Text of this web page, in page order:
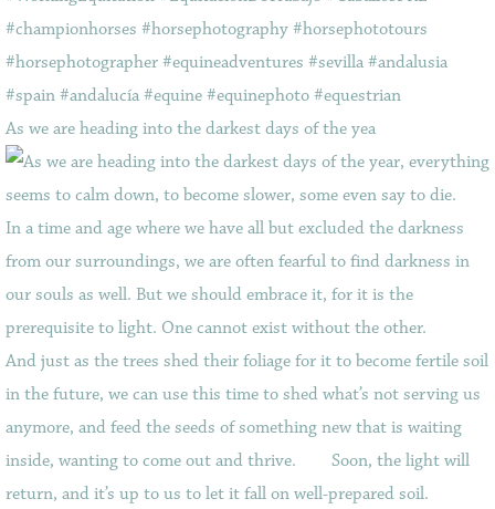
As we are heading into the darkest days of the yea